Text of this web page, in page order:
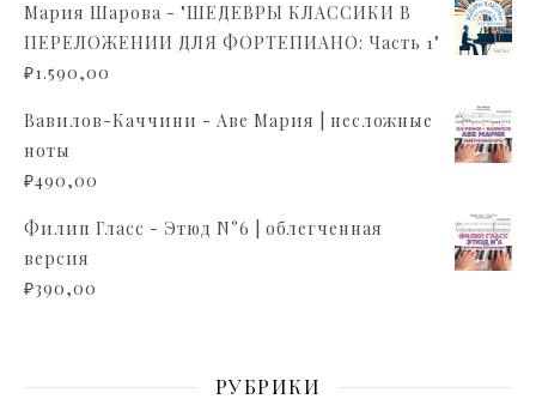
Мария Шарова - "ШЕДЕВРЫ КЛАССИКИ В
ПЕРЕЛОЖЕНИИ ДЛЯ ФОРТЕПИАНО: Часть 1"
₽1.590,00
Вавилов-Каччини - Аве Мария | несложные
ноты
₽490,00
Филип Гласс - Этюд N°6 | облегченная
версия
₽390,00
РУБРИКИ